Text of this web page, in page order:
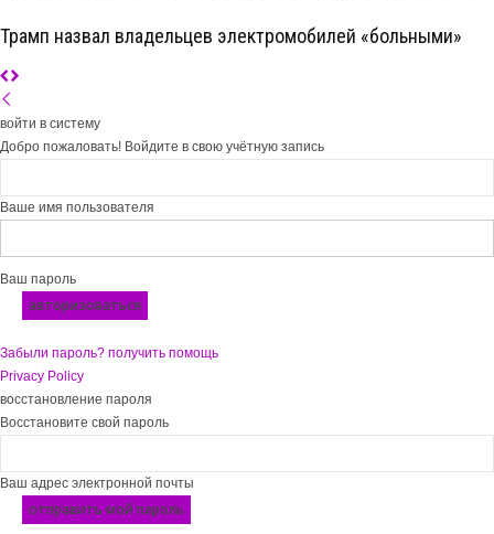
Трамп назвал владельцев электромобилей «больными»
войти в систему
Добро пожаловать! Войдите в свою учётную запись
Ваше имя пользователя
Ваш пароль
Забыли пароль? получить помощь
Privacy Policy
восстановление пароля
Восстановите свой пароль
Ваш адрес электронной почты